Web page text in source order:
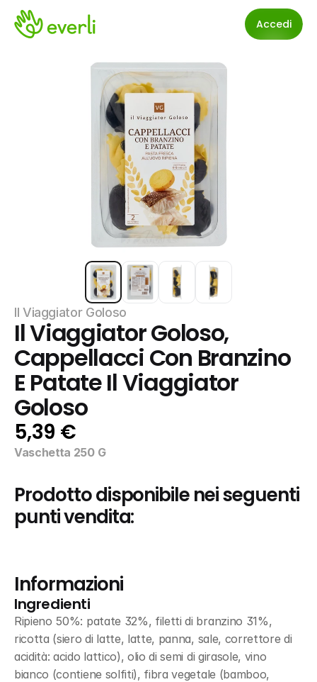
Accedi
Il Viaggiator Goloso
Il Viaggiator Goloso,
Cappellacci Con Branzino
E Patate Il Viaggiator
Goloso
5,39 €
Vaschetta 250 G
Prodotto disponibile nei seguenti
punti vendita:
Informazioni
Ingredienti
Ripieno 50%: patate 32%, filetti di branzino 31%,
ricotta (siero di latte, latte, panna, sale, correttore di
acidità: acido lattico), olio di semi di girasole, vino
bianco (contiene solfiti), fibra vegetale (bamboo,